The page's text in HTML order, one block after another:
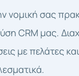
νομική σας
CRM μας.
με πελάτες